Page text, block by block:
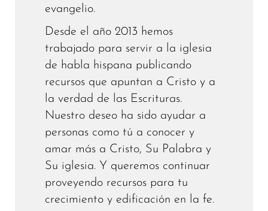
evangelio.
Desde el año 2013 hemos
trabajado para servir a la iglesia
de habla hispana publicando
recursos que apuntan a Cristo y a
la verdad de las Escrituras.
Nuestro deseo ha sido ayudar a
personas como tú a conocer y
amar más a Cristo, Su Palabra y
Su iglesia. Y queremos continuar
proveyendo recursos para tu
crecimiento y edificación en la fe.